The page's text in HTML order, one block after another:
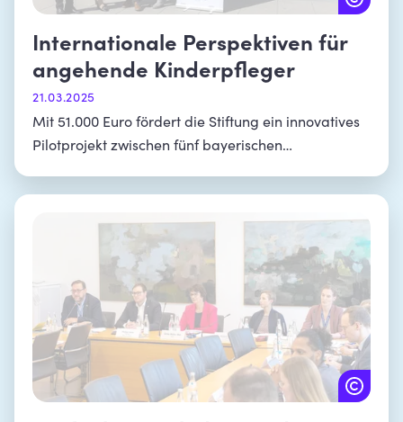
Internationale Perspektiven für
angehende Kinderpfleger
21.03.2025
Mit 51.000 Euro fördert die Stiftung ein innovatives
Pilotprojekt zwischen fünf bayerischen